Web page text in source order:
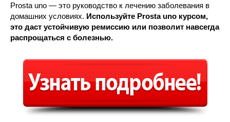
Prosta uno — это руководство к лечению заболевания в
домашних условиях. Используйте Prosta uno курсом,
это даст устойчивую ремиссию или позволит навсегда
распрощаться с болезнью.